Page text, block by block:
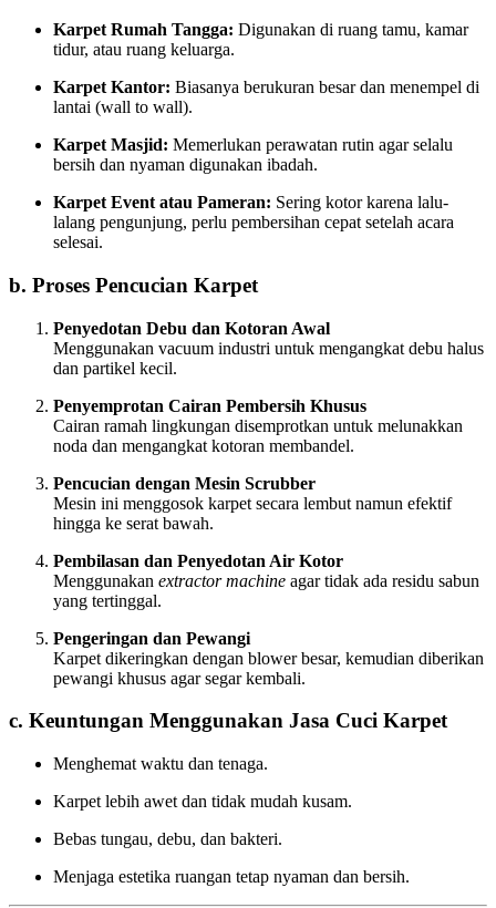
Karpet Rumah Tangga: Digunakan di ruang tamu, kamar
tidur, atau ruang keluarga.
Karpet Kantor: Biasanya berukuran besar dan menempel di
lantai (wall to wall).
Karpet Masjid: Memerlukan perawatan rutin agar selalu
bersih dan nyaman digunakan ibadah.
Karpet Event atau Pameran: Sering kotor karena lalu-
lalang pengunjung, perlu pembersihan cepat setelah acara
selesai.
b. Proses Pencucian Karpet
Penyedotan Debu dan Kotoran Awal
Menggunakan vacuum industri untuk mengangkat debu halus
dan partikel kecil.
Penyemprotan Cairan Pembersih Khusus
Cairan ramah lingkungan disemprotkan untuk melunakkan
noda dan mengangkat kotoran membandel.
Pencucian dengan Mesin Scrubber
Mesin ini menggosok karpet secara lembut namun efektif
hingga ke serat bawah.
Pembilasan dan Penyedotan Air Kotor
Menggunakan extractor machine agar tidak ada residu sabun
yang tertinggal.
Pengeringan dan Pewangi
Karpet dikeringkan dengan blower besar, kemudian diberikan
pewangi khusus agar segar kembali.
c. Keuntungan Menggunakan Jasa Cuci Karpet
Menghemat waktu dan tenaga.
Karpet lebih awet dan tidak mudah kusam.
Bebas tungau, debu, dan bakteri.
Menjaga estetika ruangan tetap nyaman dan bersih.